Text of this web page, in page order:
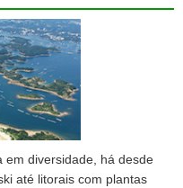
em diversidade, há desde
até litorais com plantas